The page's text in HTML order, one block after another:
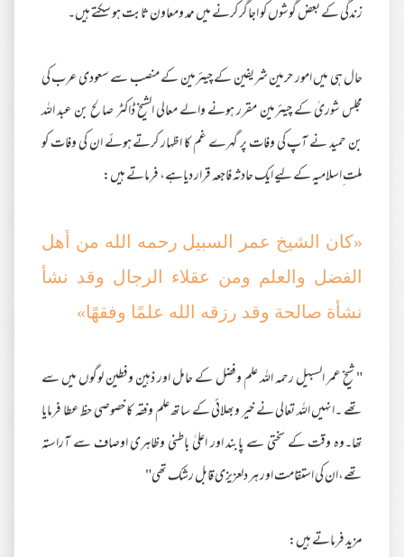
زندگی کے بعض گوشوں کو اجاگر کرنے میں ممد ومعاون ثابت ہو سکتے ہیں۔
حال ہی میں امور حرمین شریفین کے چیئرمین کے منصب سے سعودی عرب کی
مجلس شوریٰ کے چیئرمین مقرر ہونے والے معالی الشیخ ڈاکٹر صالح بن عبد اللہ
بن حمید نے آپ کی وفات پر گہرے غم کا اظہار کرتے ہوئے ان کی وفات کو
ملت ِاسلامیہ کے لیے ایک حادثہ فاجعہ قرار دیاہے، فرماتے ہیں:
«کان الشيخ عمر السبيل رحمه الله من أهل
الفضل والعلم ومن عقلاء الرجال وقد نشأ
نشأة صالحة وقد رزقه الله علمًا وفقهًا»
" شیخ عمر السبیل رحمہ اللہ علم وفضل کے حامل اور ذہین وفطین لوگوں میں سے
تھے ۔انہیں اللہ تعالی نے خیر وبھلائی کے ساتھ علم وفقہ کا خصوصی حظ عطا فرمایا
تھا۔وہ وقت کے سختی سے پابند اور اعلیٰ باطنی وظاہری اوصاف سے آراستہ
تھے،ان کی استقامت اور ہر دلعزیزی قابل رشک تھی"
مزید فرماتے ہیں: